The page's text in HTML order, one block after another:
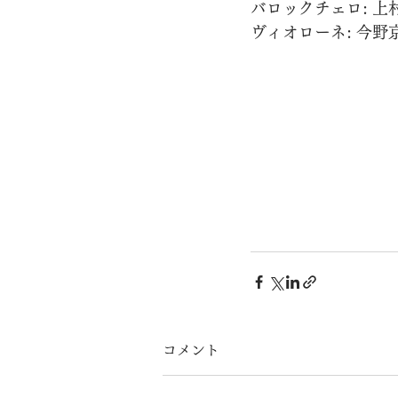
バロックチェロ: 上
ヴィオローネ: 今野
コメント